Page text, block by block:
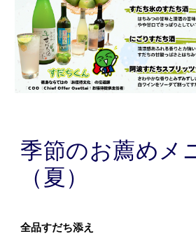
季節のお薦めメ
（夏）
全品すだち添え